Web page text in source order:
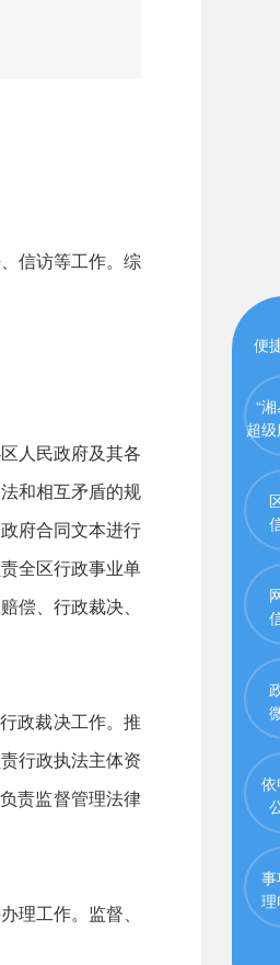
信访等工作。综
人民政府及其各
和相互矛盾的规
府合同文本进行
全区行政事业单
偿、行政裁决、
政裁决工作。推
行政执法主体资
责监督管理法律
理工作。监督、
便
“
超